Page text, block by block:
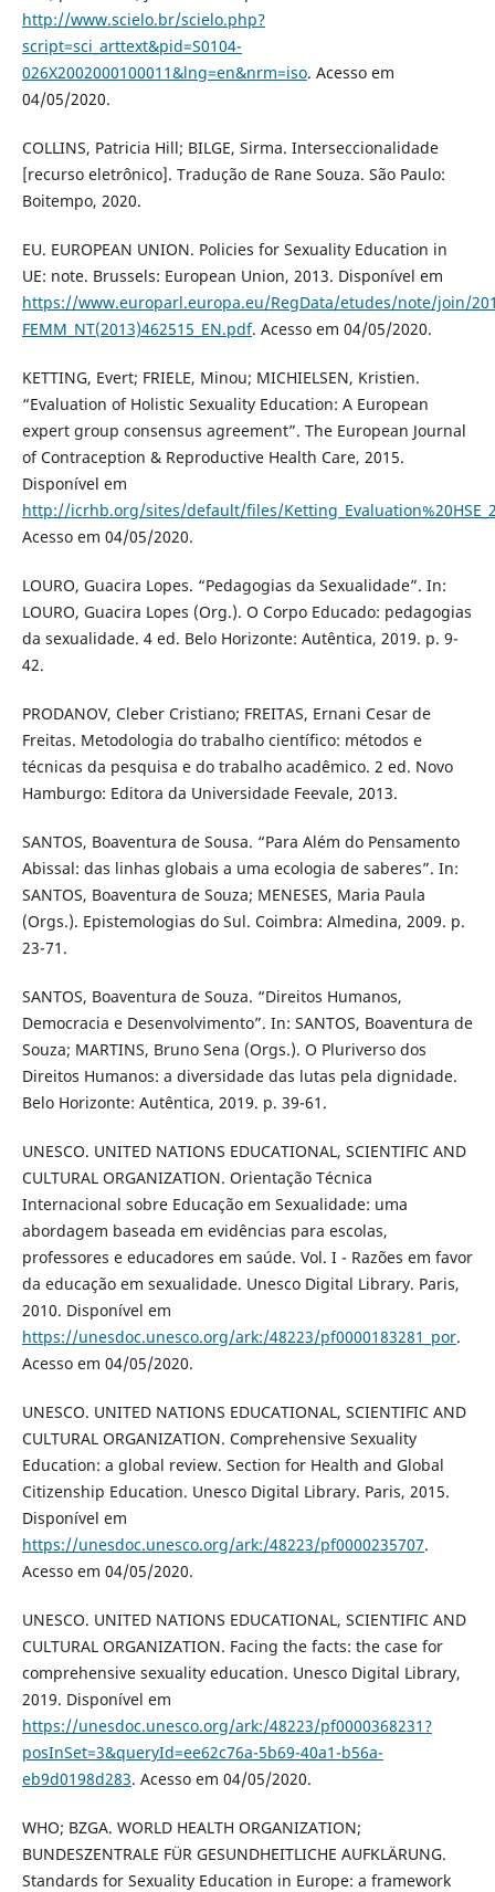
http://www.scielo.br/scielo.php?
script=sci_arttext&pid=S0104-
026X2002000100011&lng=en&nrm=iso. Acesso em
04/05/2020.
COLLINS, Patricia Hill; BILGE, Sirma. Interseccionalidade
[recurso eletrônico]. Tradução de Rane Souza. São Paulo:
Boitempo, 2020.
EU. EUROPEAN UNION. Policies for Sexuality Education in
UE: note. Brussels: European Union, 2013. Disponível em
https://www.europarl.europa.eu/RegData/etudes/note/join/
FEMM_NT(2013)462515_EN.pdf. Acesso em 04/05/2020.
KETTING, Evert; FRIELE, Minou; MICHIELSEN, Kristien.
“Evaluation of Holistic Sexuality Education: A European
expert group consensus agreement”. The European Journal
of Contraception & Reproductive Health Care, 2015.
Disponível em
http://icrhb.org/sites/default/files/
Acesso em 04/05/2020.
LOURO, Guacira Lopes. “Pedagogias da Sexualidade”. In:
LOURO, Guacira Lopes (Org.). O Corpo Educado: pedagogias
da sexualidade. 4 ed. Belo Horizonte: Autêntica, 2019. p. 9-
42.
PRODANOV, Cleber Cristiano; FREITAS, Ernani Cesar de
Freitas. Metodologia do trabalho científico: métodos e
técnicas da pesquisa e do trabalho acadêmico. 2 ed. Novo
Hamburgo: Editora da Universidade Feevale, 2013.
SANTOS, Boaventura de Sousa. “Para Além do Pensamento
Abissal: das linhas globais a uma ecologia de saberes”. In:
SANTOS, Boaventura de Souza; MENESES, Maria Paula
(Orgs.). Epistemologias do Sul. Coimbra: Almedina, 2009. p.
23-71.
SANTOS, Boaventura de Souza. “Direitos Humanos,
Democracia e Desenvolvimento”. In: SANTOS, Boaventura de
Souza; MARTINS, Bruno Sena (Orgs.). O Pluriverso dos
Direitos Humanos: a diversidade das lutas pela dignidade.
Belo Horizonte: Autêntica, 2019. p. 39-61.
UNESCO. UNITED NATIONS EDUCATIONAL, SCIENTIFIC AND
CULTURAL ORGANIZATION. Orientação Técnica
Internacional sobre Educação em Sexualidade: uma
abordagem baseada em evidências para escolas,
professores e educadores em saúde. Vol. I - Razões em favor
da educação em sexualidade. Unesco Digital Library. Paris,
2010. Disponível em
https://unesdoc.unesco.org/ark:/48223/pf0000183281_por.
Acesso em 04/05/2020.
UNESCO. UNITED NATIONS EDUCATIONAL, SCIENTIFIC AND
CULTURAL ORGANIZATION. Comprehensive Sexuality
Education: a global review. Section for Health and Global
Citizenship Education. Unesco Digital Library. Paris, 2015.
Disponível em
https://unesdoc.unesco.org/ark:/48223/pf0000235707.
Acesso em 04/05/2020.
UNESCO. UNITED NATIONS EDUCATIONAL, SCIENTIFIC AND
CULTURAL ORGANIZATION. Facing the facts: the case for
comprehensive sexuality education. Unesco Digital Library,
2019. Disponível em
https://unesdoc.unesco.org/ark:/48223/pf0000368231?
posInSet=3&queryId=ee62c76a-5b69-40a1-b56a-
eb9d0198d283. Acesso em 04/05/2020.
WHO; BZGA. WORLD HEALTH ORGANIZATION;
BUNDESZENTRALE FÜR GESUNDHEITLICHE AUFKLÄRUNG.
Standards for Sexuality Education in Europe: a framework